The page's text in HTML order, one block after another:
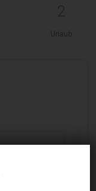
2
Urlaub